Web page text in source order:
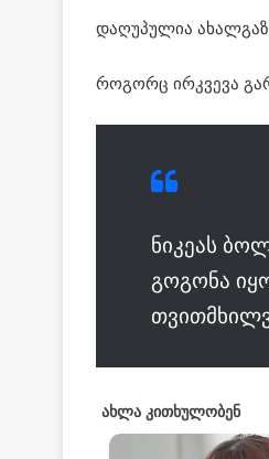
დაღუპულია
როგორც ირკვევა
ნიკეას
გოგონა